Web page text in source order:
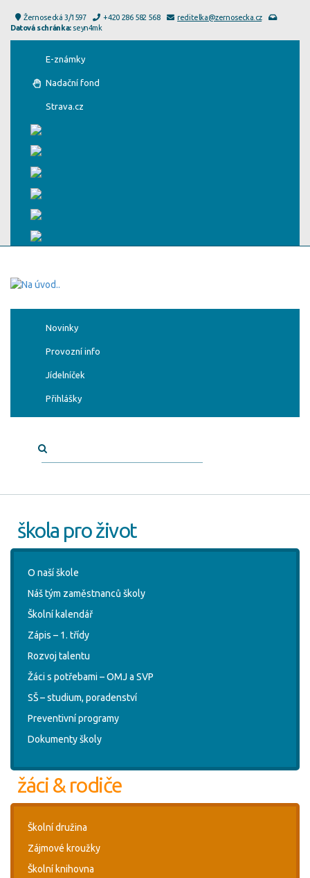
Žernosecká 3/1597 +420 286 582 568
reditelka@zernosecka.cz
Datová schránka:seyn4mk
E-známky
Nadační fond
Strava.cz
Novinky
Provozní info
Jídelníček
Přihlášky
škola pro život
O naší škole
Náš tým zaměstnanců školy
Školní kalendář
Zápis – 1. třídy
Rozvoj talentu
Žáci s potřebami – OMJ a SVP
SŠ – studium, poradenství
Preventivní programy
Dokumenty školy
žáci & rodiče
Školní družina
Zájmové kroužky
Školní knihovna